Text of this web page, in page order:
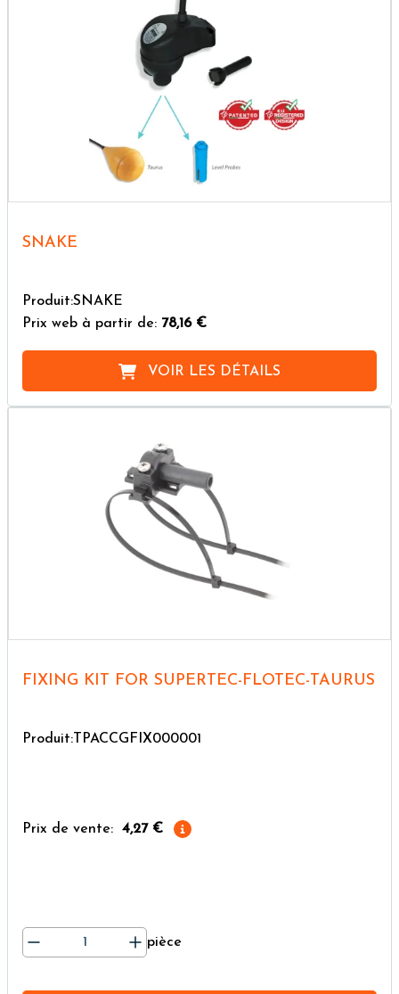
SNAKE
Produit:SNAKE
Prix web à partir de: 78,16 €
VOIR LES DÉTAILS
FIXING KIT FOR SUPERTEC-FLOTEC-TAURUS
Produit:TPACCGFIX000001
Prix de vente: 4,27 €
pièce